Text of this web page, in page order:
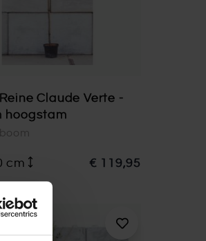
Claude Verte -
hoogstam
cm € 119,95